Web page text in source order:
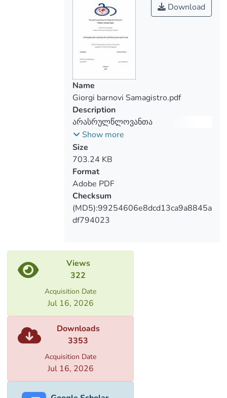
Download
Name
Giorgi barnovi Samagistro.pdf
Description
არასრულწლოვანთა
დანაშაულობის კრიმინოლოგიური
დახასიათება
Show more
Size
703.24 KB
Format
Adobe PDF
Checksum
(MD5):99254606e8dcd13ca9a8845a
df794023
Views
322
Acquisition Date
Jul 16, 2026
Downloads
3353
Acquisition Date
Jul 16, 2026